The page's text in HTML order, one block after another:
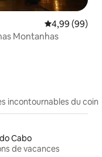
Note
4,99 (99)
Montanhas
incontournables du coin
Cabo
de vacances